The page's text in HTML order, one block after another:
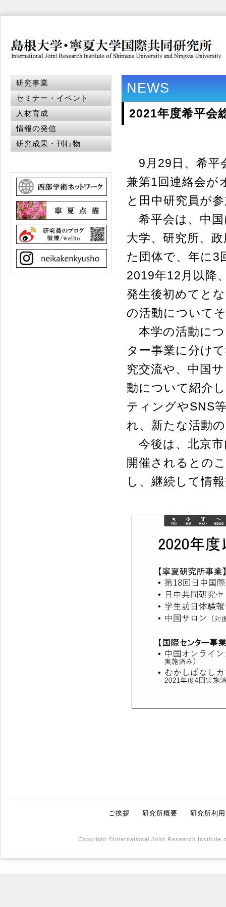
NEWS
2021年度希平会
9月29日、希平
兼第1回連絡会が
と田中研究員が
希平会は、中国
大学、研究所、
た団体で、年に3
2019年12月以降
発生後初めてと
の活動について
本学の活動につ
ター事業に分け
究交流や、中国
動について紹介
ティングやSNS
れ、新たな活動
今後は、北京市
開催されるとの
し、継続して情
研究事業
セミナー・イベント
人材育成
情報の発信
研究成果・刊行物
ご挨拶 研究所概要 研究所利
Copyright ©International Joint Research Institute